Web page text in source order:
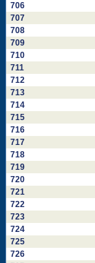
706
707
708
709
710
711
712
713
714
715
716
717
718
719
720
721
722
723
724
725
726